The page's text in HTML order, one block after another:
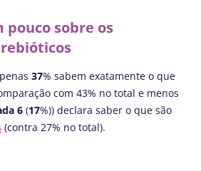
pouco sobre os
37% sabem exatamente o que
com 43% no total e menos
6 (17%)) declara saber o que são
(contra 27% no total).